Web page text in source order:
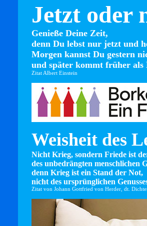
Jetzt oder
Genieße Deine Zeit,
denn Du lebst nur jetzt und
Morgen kannst Du gestern
und später kommt früher als
Zitat Albert Einstein
Weisheit des
Nicht Krieg, sondern Friede ist
des unbedrängten menschlichen
denn Krieg ist ein Stand der Not,
nicht des ursprünglichen
Zitat von Johann Gottfried von Herder, dt.